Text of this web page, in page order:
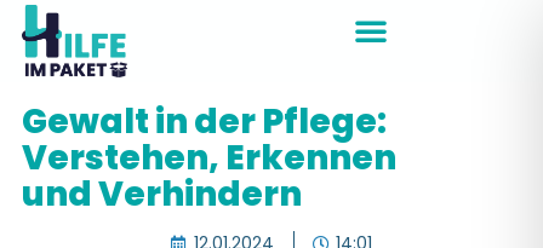
Zum
Inhalt
springen
Gewalt in der Pflege:
Verstehen, Erkennen
und Verhindern